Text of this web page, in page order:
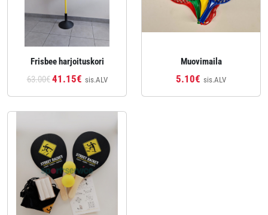
Frisbee harjoituskori
63.00€41.15€ sis.ALV
Muovimaila
5.10€ sis.ALV